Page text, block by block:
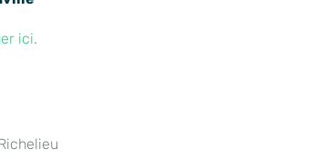
ici.